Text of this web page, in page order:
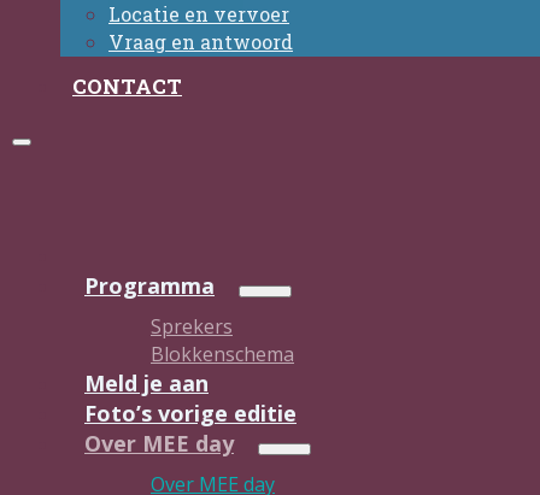
Locatie en vervoer
Vraag en antwoord
CONTACT
Programma
Sprekers
Blokkenschema
Meld je aan
Foto’s vorige editie
Over MEE day
Over MEE day